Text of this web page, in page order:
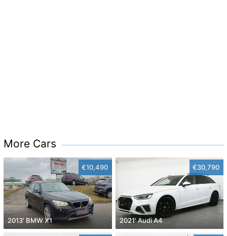
More Cars
€10,490
2013' BMW X1
€30,790
2021' Audi A4